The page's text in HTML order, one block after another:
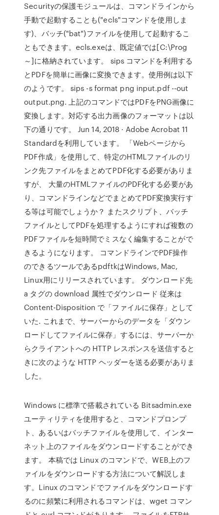
Securityの保護モジュールは、コマンドラインから
手動で起動することも("ecls"コマンドを使用しま
す)、バッチ("bat")ファイルを使用して起動するこ
ともできます。ecls.exeは、既定値では[C:\Prog
～]に格納されています。 sips コマンドを利用する
とPDFを簡単に画像に変換できます。使用例は以下
のようです。 sips -s format png input.pdf --out
output.png. 上記のコマンドではPDFをPNG画像に
変換します。対応する出力画像のフォーマットは以
下の通りです。 Jun 14, 2018 · Adobe Acrobat 11
Standardを利用しています。 「Webページから
PDF作成」を使用して、特定のHTMLファイルのリ
ンク先ファイルをまとめてPDF化する必要がありま
すが、 大量のHTMLファイルのPDF化する必要があ
り、コマンドラインなどでまとめてPDF変換実行す
る等は可能でしょうか？ またスクリプト、バッチ
ファイルとしてPDFを処理するようにすれば複数の
PDFファイルを短時間でミスなく編集することがで
きるようになります。 コマンドラインでPDF操作
のできるツールであるpdftkはWindows, Mac,
Linux用にリリースされています。 ダウンロード先
a タグの download 属性でダウンロード 従来は
Content-Disposition で「ファイルに保存」として
いた. これまで、サーバーからのデータを「ダウン
ロードしてファイルに保存」するには、サーバーか
らクライアントへの HTTP レスポンスを送信すると
きに次のような HTTP ヘッダーを送る必要がありま
した。
Windows に標準で搭載されている Bitsadmin.exe
ユーティリティを使用すると、コマンドプロンプ
ト、あるいはバッチファイルを使用して、インター
ネット上のファイルをダウンロードすることができ
ます。 本稿では Linux のコマンドで、WEB上のフ
ァイルをダウンロードする方法について解説しま
す。Linux のコマンドでファイルをダウンロードす
るのに頻繁に利用されるコマンドは、wget コマン